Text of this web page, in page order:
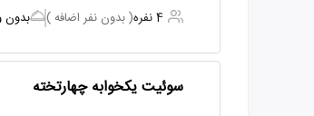
4 نفره ( بدون نفر اضافه ) بدون
سوئیت یکخوابه چهارتخته